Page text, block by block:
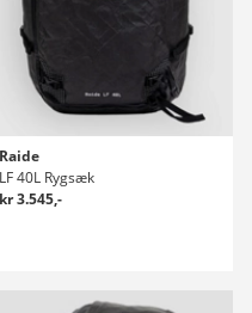
Raide
LF 40L Rygsæk
kr 3.545,-